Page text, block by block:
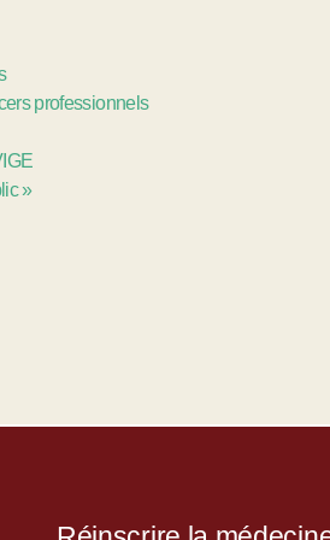
professionnels
»